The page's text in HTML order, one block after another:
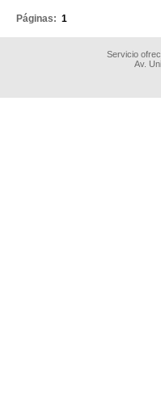
Páginas: 1
Servicio
Av.